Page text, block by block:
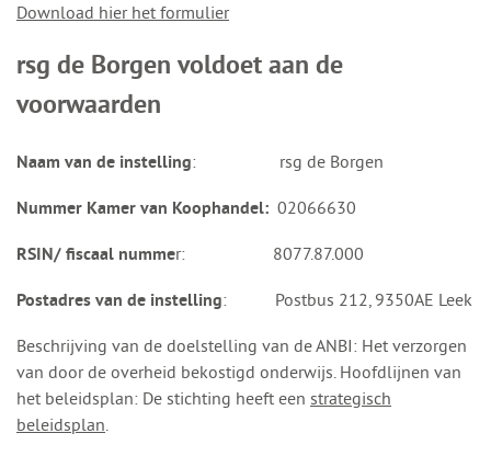
Download hier het formulier
rsg de Borgen voldoet aan de
voorwaarden
Naam van de instelling: rsg de Borgen
Nummer Kamer van Koophandel: 02066630
RSIN/ fiscaal nummer: 8077.87.000
Postadres van de instelling: Postbus 212, 9350AE Leek
Beschrijving van de doelstelling van de ANBI: Het verzorgen
van door de overheid bekostigd onderwijs. Hoofdlijnen van
het beleidsplan: De stichting heeft een strategisch
beleidsplan